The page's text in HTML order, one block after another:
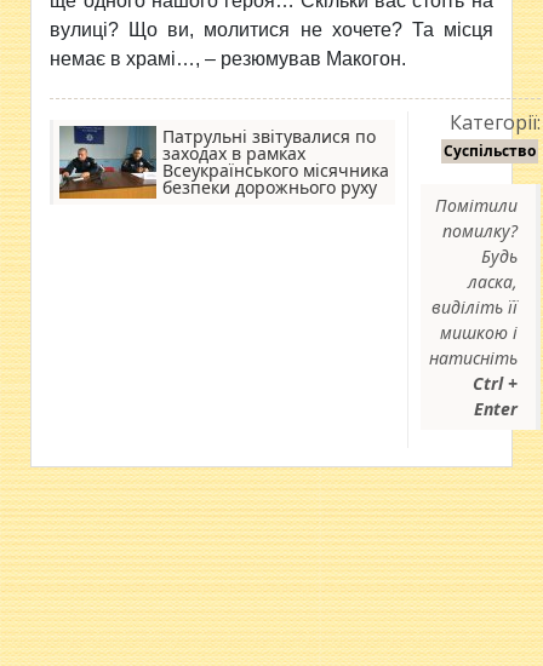
вулиці? Що ви, молитися не хочете? Та місця
немає в храмі…, – резюмував Макогон.
Патрульні звітувалися по
заходах в рамках
Всеукраїнського місячника
безпеки дорожнього руху
Категорії:
Суспільство
Помітили
помилку?
Будь
ласка,
виділіть її
мишкою і
натисніть
Ctrl +
Enter